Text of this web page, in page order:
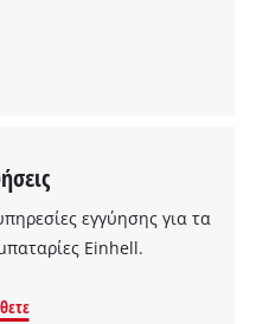
εγγύησης για τα
Einhell.